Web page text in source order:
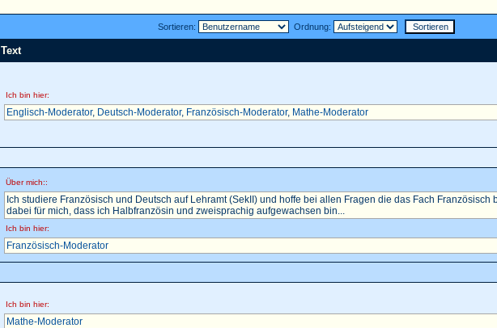
Sortieren: Ordnung:
Text
Ich bin hier:
Englisch-Moderator, Deutsch-Moderator, Französisch-Moderator, Mathe-Moderator
Über mich::
Ich studiere Französisch und Deutsch auf Lehramt (SekII) und hoffe bei allen Fragen die das Fach
dabei für mich, dass ich Halbfranzösin und zweisprachig aufgewachsen bin...
Ich bin hier:
Französisch-Moderator
Ich bin hier:
Mathe-Moderator